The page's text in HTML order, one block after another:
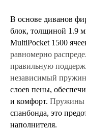
В основе диванов
блок, толщиной 1.9
MultiPocket 1500
равномерно
правильную
независимый
слоев пены,
и комфорт. Пружины
спанбонда, это
наполнителя.